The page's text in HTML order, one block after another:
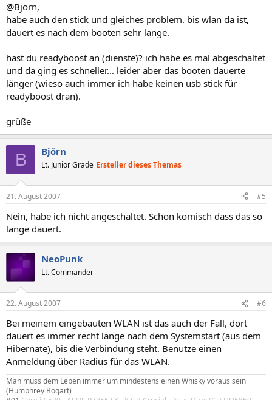
@Björn,
habe auch den stick und gleiches problem. bis wlan da ist,
dauert es nach dem booten sehr lange.
hast du readyboost an (dienste)? ich habe es mal abgeschaltet
und da ging es schneller... leider aber das booten dauerte
länger (wieso auch immer ich habe keinen usb stick für
readyboost dran).
grüße
B Björn
Lt. Junior Grade Ersteller dieses Themas
21. August 2007 #5
Nein, habe ich nicht angeschaltet. Schon komisch dass das so
lange dauert.
NeoPunk
Lt. Commander
22. August 2007 #6
Bei meinem eingebauten WLAN ist das auch der Fall, dort
dauert es immer recht lange nach dem Systemstart (aus dem
Hibernate), bis die Verbindung steht. Benutze einen
Anmeldung über Radius für das WLAN.
Man muss dem Leben immer um mindestens einen Whisky voraus sein
(Humphrey Bogart)